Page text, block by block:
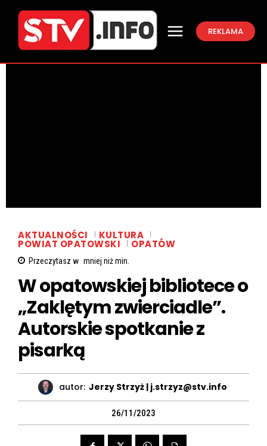
REKLAMA
AKTUALNOŚCI KULTURA
POWIAT OPATOWSKI OPATÓW
Przeczytasz w mniej niżmin.
W opatowskiej bibliotece o
„Zaklętym zwierciadle”.
Autorskie spotkanie z
pisarką
autor: Jerzy Strzyż | j.strzyz@stv.info
26/11/2023